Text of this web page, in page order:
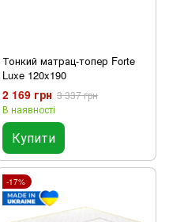
Тонкий матрац-топер Forte
Luxe 120x190
2 169 грн 3 337 грн
В наявності
Купити
-17%